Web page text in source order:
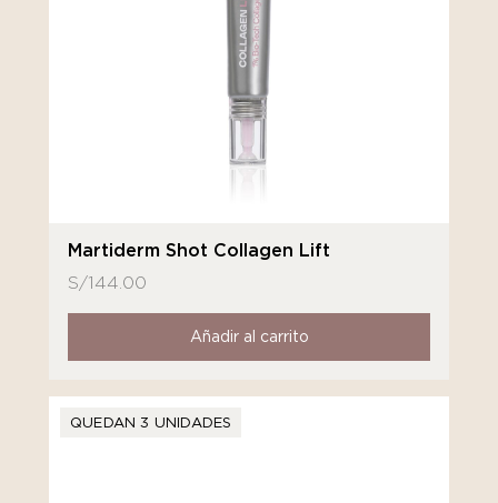
Martiderm Shot Collagen Lift
S/144.00
Añadir al carrito
QUEDAN 3 UNIDADES